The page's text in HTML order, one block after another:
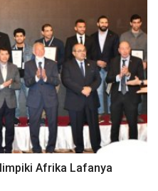
Afrika Lafanya